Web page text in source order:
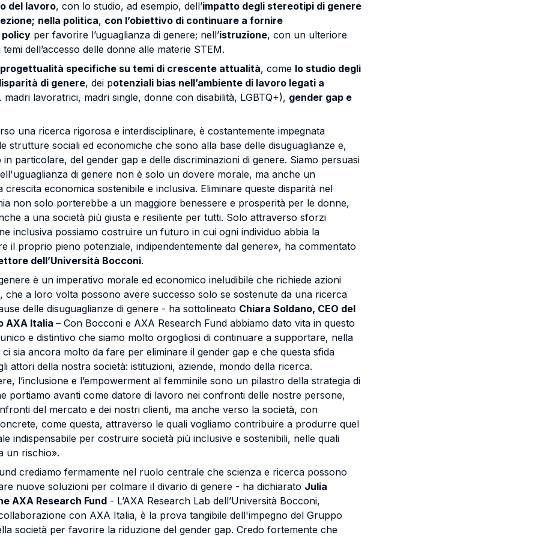
del lavoro, con lo studio, ad esempio, dell’impatto degli stereotipi di genere
nella politica, con l’obiettivo di continuare a fornire
policyper favorire l’uguaglianza di genere; nell’istruzione, con un ulteriore
dell’accesso delle donne alle materie STEM.
progettualità specifiche su temi di crescente attualità, come lo studio degli
di genere, dei potenziali bias nell’ambiente di lavoro legati a
madri lavoratrici, madri single, donne con disabilità, LGBTQ+), gender gap e
una ricerca rigorosa e interdisciplinare, è costantemente impegnata
strutture sociali ed economiche che sono alla base delle disuguaglianze e,
particolare, del gender gap e delle discriminazioni di genere. Siamo persuasi
di genere non è solo un dovere morale, ma anche un
economica sostenibile e inclusiva. Eliminare queste disparità nel
non solo porterebbe a un maggiore benessere e prosperità per le donne,
a una società più giusta e resiliente per tutti. Solo attraverso sforzi
inclusiva possiamo costruire un futuro in cui ogni individuo abbia la
il proprio pieno potenziale, indipendentemente dal genere», ha commentato
dell’Università Bocconi.
è un imperativo morale ed economico ineludibile che richiede azioni
che a loro volta possono avere successo solo se sostenute da una ricerca
delle disuguaglianze di genere - ha sottolineato Chiara Soldano, CEO del
AXA Italia – Con Bocconi e AXA Research Fund abbiamo dato vita in questo
e distintivo che siamo molto orgogliosi di continuare a supportare, nella
sia ancora molto da fare per eliminare il gender gap e che questa sfida
attori della nostra società: istituzioni, aziende, mondo della ricerca.
l’inclusione e l’empowerment al femminile sono un pilastro della strategia di
portiamo avanti come datore di lavoro nei confronti delle nostre persone,
del mercato e dei nostri clienti, ma anche verso la società, con
come questa, attraverso le quali vogliamo contribuire a produrre quel
indispensabile per costruire società più inclusive e sostenibili, nelle quali
un rischio».
crediamo fermamente nel ruolo centrale che scienza e ricerca possono
nuove soluzioni per colmare il divario di genere - ha dichiarato Julia
AXA Research Fund- L’AXA Research Lab dell’Università Bocconi,
con AXA Italia, è la prova tangibile dell'impegno del Gruppo
società per favorire la riduzione del gender gap. Credo fortemente che